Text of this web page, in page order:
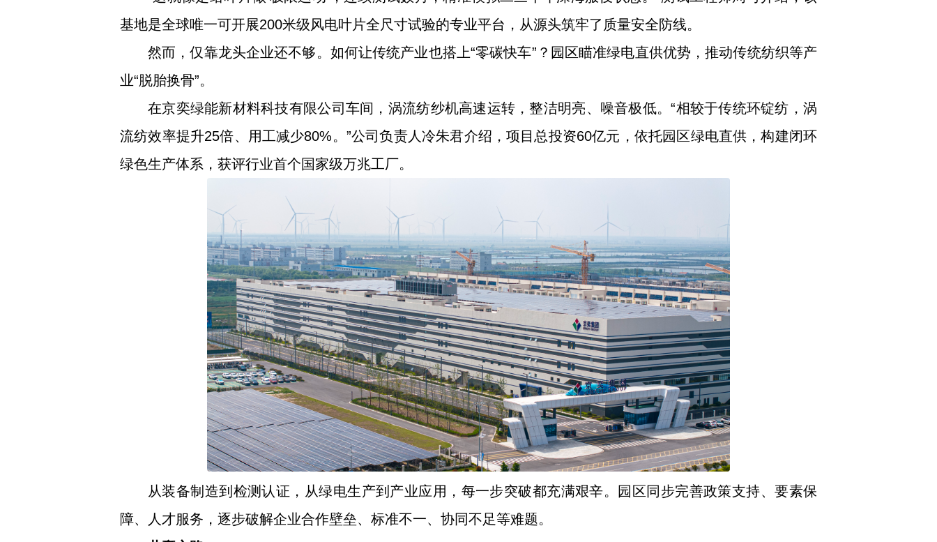
基地是全球唯一可开展200米级风电叶片全尺寸试验的专业平台，从源头筑牢了质量安全防线。
然而，仅靠龙头企业还不够。如何让传统产业也搭上“零碳快车”？园区瞄准绿电直供优势，推动传统纺织等产
业“脱胎换骨”。
在京奕绿能新材料科技有限公司车间，涡流纺纱机高速运转，整洁明亮、噪音极低。“相较于传统环锭纺，涡
流纺效率提升25倍、用工减少80%。”公司负责人冷朱君介绍，项目总投资60亿元，依托园区绿电直供，构建闭环
绿色生产体系，获评行业首个国家级万兆工厂。
从装备制造到检测认证，从绿电生产到产业应用，每一步突破都充满艰辛。园区同步完善政策支持、要素保
障、人才服务，逐步破解企业合作壁垒、标准不一、协同不足等难题。